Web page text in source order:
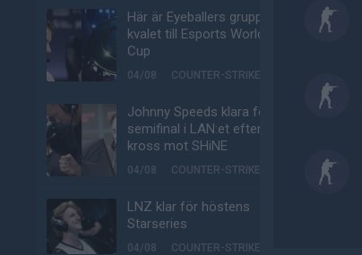
Här är Eyeballers grupp i
kvalet till Esports World
Cup
04/08 COUNTER-STRIKE
Johnny Speeds klara för
semifinal i LAN:et efter
kross mot SHiNE
04/08 COUNTER-STRIKE
LNZ klar för höstens
Starseries
04/08 COUNTER-STRIKE